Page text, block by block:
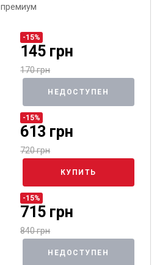
премиум
-15%
145 грн
170 грн
НЕДОСТУПЕН
-15%
613 грн
720 грн
КУПИТЬ
-15%
715 грн
840 грн
НЕДОСТУПЕН